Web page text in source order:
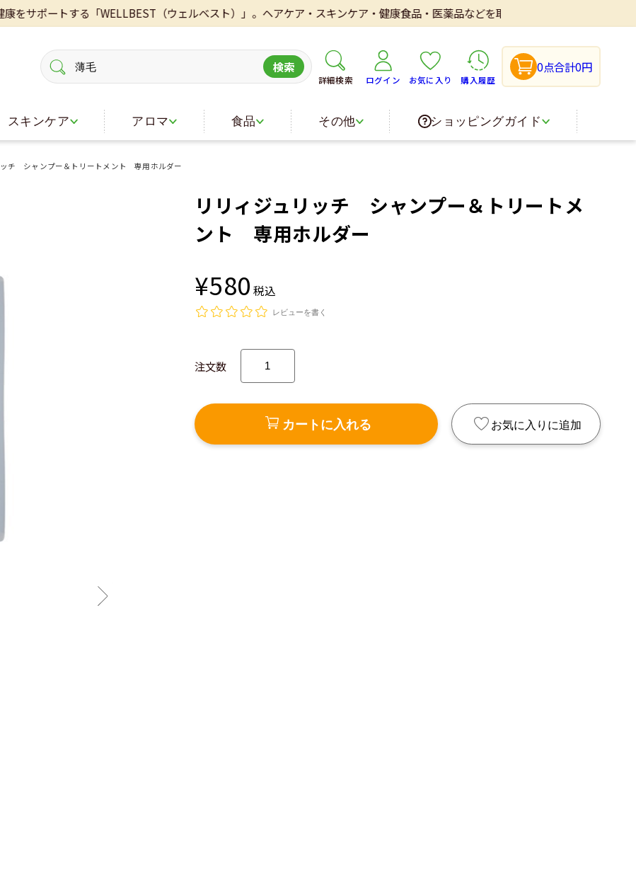
トする「WELLBEST（ウェルベスト）」。ヘアケア・スキンケア・健康食品・医薬品などを取り扱いしております。
詳細検索 ログイン お気に入り 購入履歴
0点合計0円
検索
スキンケア アロマ 食品 その他 ショッピングガイド
ッチ シャンプー＆トリートメント 専用ホルダー
リリィジュリッチ シャンプー＆トリートメ
ント 専用ホルダー
¥580 税込
レビューを書く
注文数
カートに入れる お気に入りに追加